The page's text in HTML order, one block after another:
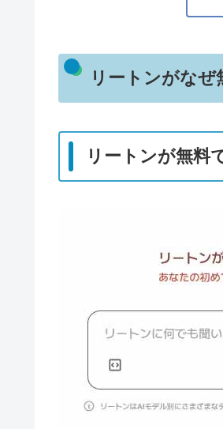
リートンがな
リートンが無料